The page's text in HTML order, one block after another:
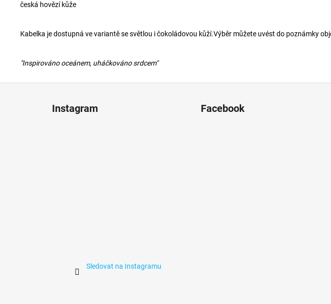
česká hovězí kůže
Kabelka je dostupná ve variantě se světlou i čokoládovou kůží.Výběr můžete uvést do poznámky
"Inspirováno oceánem, uháčkováno srdcem"
Instagram
Sledovat na Instagramu
Facebook